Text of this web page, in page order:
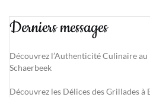
Derniers messages
Découvrez l’Authenticité Culinaire
Schaerbeek
Découvrez les Délices des Grillades à